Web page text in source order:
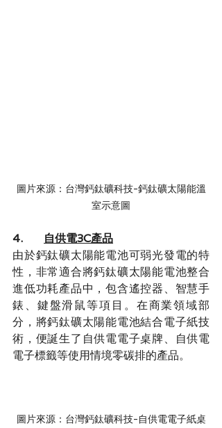
圖片來源：台灣鈣鈦礦科技-鈣鈦礦太陽能溫
室示意圖
4.
自供電3C產品
由於鈣鈦礦太陽能電池可弱光發電的特
性，非常適合將鈣鈦礦太陽能電池整合
進低功耗產品中，包含遙控器、智慧手
錶、鍵盤滑鼠等項目。在商業領域部
分，將鈣鈦礦太陽能電池結合電子紙技
術，便誕生了自供電電子桌牌、自供電
電子標籤等使用情境零碳排的產品。
圖片來源：台灣鈣鈦礦科技-自供電電子紙桌